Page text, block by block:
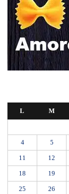
L M
4 5
11 12
18 19
25 26